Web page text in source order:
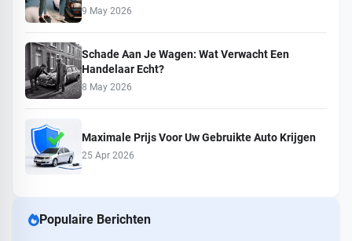
9 May 2026
Schade Aan Je Wagen: Wat Verwacht Een
Handelaar Echt?
8 May 2026
Maximale Prijs Voor Uw Gebruikte Auto Krijgen
25 Apr 2026
Populaire Berichten